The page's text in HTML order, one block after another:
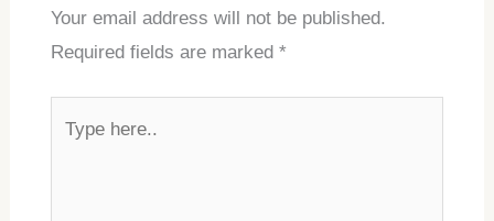
Your email address will not be published.
Required fields are marked *